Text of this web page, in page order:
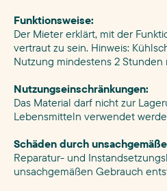
Funktionsweise:
Der Mieter erklärt, mit der
vertraut zu sein. Hinweis:
Nutzung mindestens 2 Stunden
Nutzungseinschränkungen:
Das Material darf nicht zur
Lebensmitteln verwendet
Schäden durch
Reparatur- und
unsachgemäßen Gebrauch